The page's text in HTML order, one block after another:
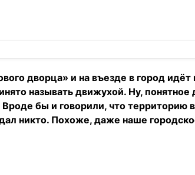
дворца» и на въезде в город
называть движухой. Ну,
Вроде бы и говорили, что территорию
никто. Похоже, даже наше